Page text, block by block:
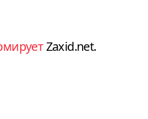
Zaxid.net.